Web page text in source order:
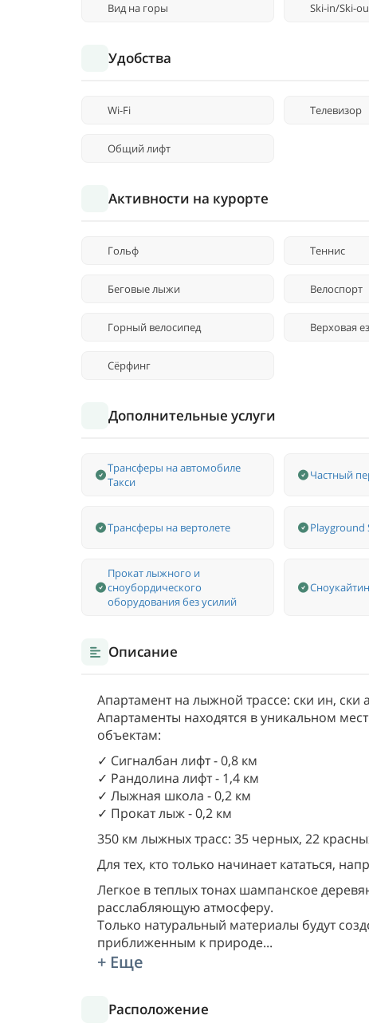
Вид на горы Ski-in/Ski-
Удобства
Wi-Fi Телевизор
Общий лифт
Активности на курорте
Гольф Теннис
Беговые лыжи Велоспорт
Горный велосипед Верховая
Сёрфинг
Дополнительные услуги
Трансферы на автомобиле
Такси
Частный
Трансферы на вертолете Playground
Прокат лыжного и
сноубордического
оборудования без усилий
Описание
Апартамент на лыжной трассе: ски ин, ски
Апартаменты находятся в уникальном
объектам:
✓ Сигналбан лифт - 0,8 км
✓ Рандолина лифт - 1,4 км
✓ Лыжная школа - 0,2 км
✓ Прокат лыж - 0,2 км
350 км лыжных трасс: 35 черных, 22
Для тех, кто только начинает кататься,
Легкое в теплых тонах шампанское
расслабляющую атмосферу.
Только натуральный материалы будут
приближенным к природе...
+ Еще
Расположение